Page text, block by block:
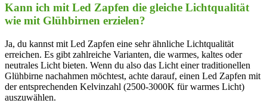
Kann ich mit Led Zapfen die gleiche Lichtqualität
wie mit Glühbirnen erzielen?
Ja, ⁣du⁣ kannst mit Led ‍Zapfen eine sehr⁣ ähnliche Lichtqualität
erreichen.⁤ Es‍ gibt zahlreiche Varianten, die warmes, kaltes oder⁣
neutrales Licht bieten. Wenn du also das‌ Licht einer⁢ traditionellen
Glühbirne ⁣nachahmen möchtest, achte darauf, ⁣einen Led Zapfen mit
der ⁣entsprechenden‍ Kelvinzahl (2500-3000K für warmes⁤ Licht)‍
auszuwählen.